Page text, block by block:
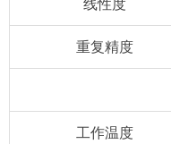
线性度
重复精度
工作温度